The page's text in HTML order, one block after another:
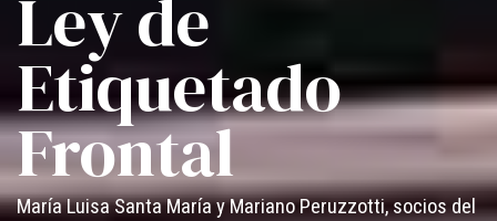
Ley de
Etiquetado
Frontal
María Luisa Santa María y Mariano Peruzzotti, socios del